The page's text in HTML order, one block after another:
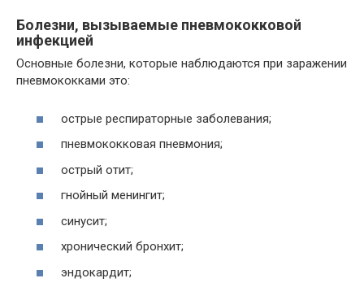
Болезни, вызываемые пневмококковой
инфекцией
Основные болезни, которые наблюдаются при заражении
пневмококками это:
острые респираторные заболевания;
пневмококковая пневмония;
острый отит;
гнойный менингит;
синусит;
хронический бронхит;
эндокардит;